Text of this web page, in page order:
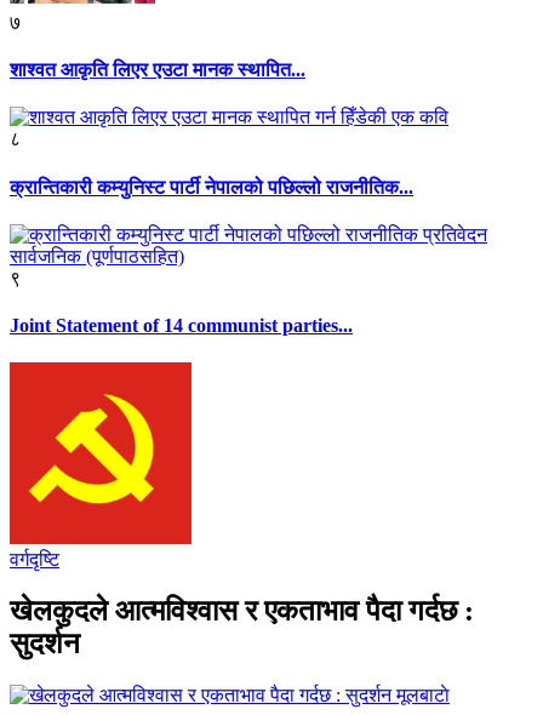
७
शाश्वत आकृति लिएर एउटा मानक स्थापित...
८
क्रान्तिकारी कम्युनिस्ट पार्टी नेपालको पछिल्लो राजनीतिक...
९
Joint Statement of 14 communist parties...
वर्गदृष्टि
खेलकुदले आत्मविश्वास र एकताभाव पैदा गर्दछ :
सुदर्शन
मूलबाटाे